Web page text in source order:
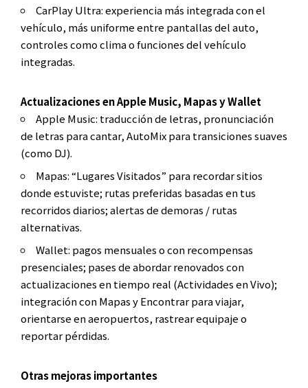
CarPlay Ultra: experiencia más integrada con el
vehículo, más uniforme entre pantallas del auto,
controles como clima o funciones del vehículo
integradas.
Actualizaciones en Apple Music, Mapas y Wallet
Apple Music: traducción de letras, pronunciación
de letras para cantar, AutoMix para transiciones suaves
(como DJ).
Mapas: “Lugares Visitados” para recordar sitios
donde estuviste; rutas preferidas basadas en tus
recorridos diarios; alertas de demoras / rutas
alternativas.
Wallet: pagos mensuales o con recompensas
presenciales; pases de abordar renovados con
actualizaciones en tiempo real (Actividades en Vivo);
integración con Mapas y Encontrar para viajar,
orientarse en aeropuertos, rastrear equipaje o
reportar pérdidas.
Otras mejoras importantes